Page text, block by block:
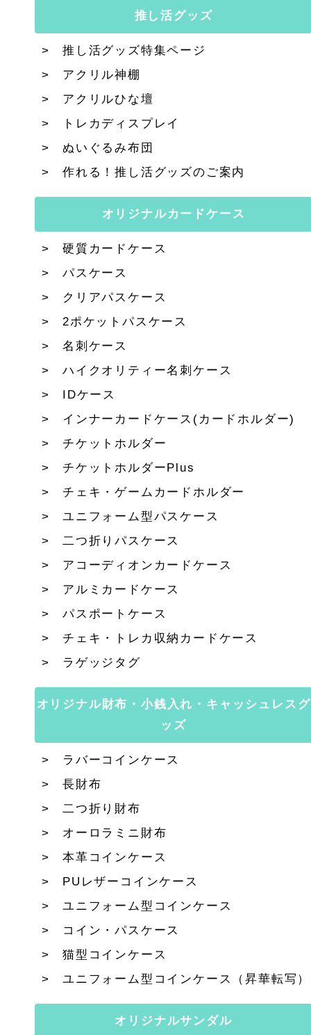
推し活グッズ
推し活グッズ特集ページ
アクリル神棚
アクリルひな壇
トレカディスプレイ
ぬいぐるみ布団
作れる！推し活グッズのご案内
オリジナルカードケース
硬質カードケース
パスケース
クリアパスケース
2ポケットパスケース
名刺ケース
ハイクオリティー名刺ケース
IDケース
インナーカードケース(カードホルダー)
チケットホルダー
チケットホルダーPlus
チェキ・ゲームカードホルダー
ユニフォーム型パスケース
二つ折りパスケース
アコーディオンカードケース
アルミカードケース
パスポートケース
チェキ・トレカ収納カードケース
ラゲッジタグ
オリジナル財布・小銭入れ・キャッシュレスグ
ッズ
ラバーコインケース
長財布
二つ折り財布
オーロラミニ財布
本革コインケース
PUレザーコインケース
ユニフォーム型コインケース
コイン・パスケース
猫型コインケース
ユニフォーム型コインケース（昇華転写）
オリジナルサンダル